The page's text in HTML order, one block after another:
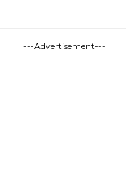
---Advertisement---